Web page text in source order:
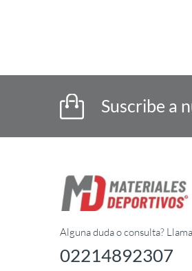
Suscribe a
Alguna duda o consulta?
02214892307